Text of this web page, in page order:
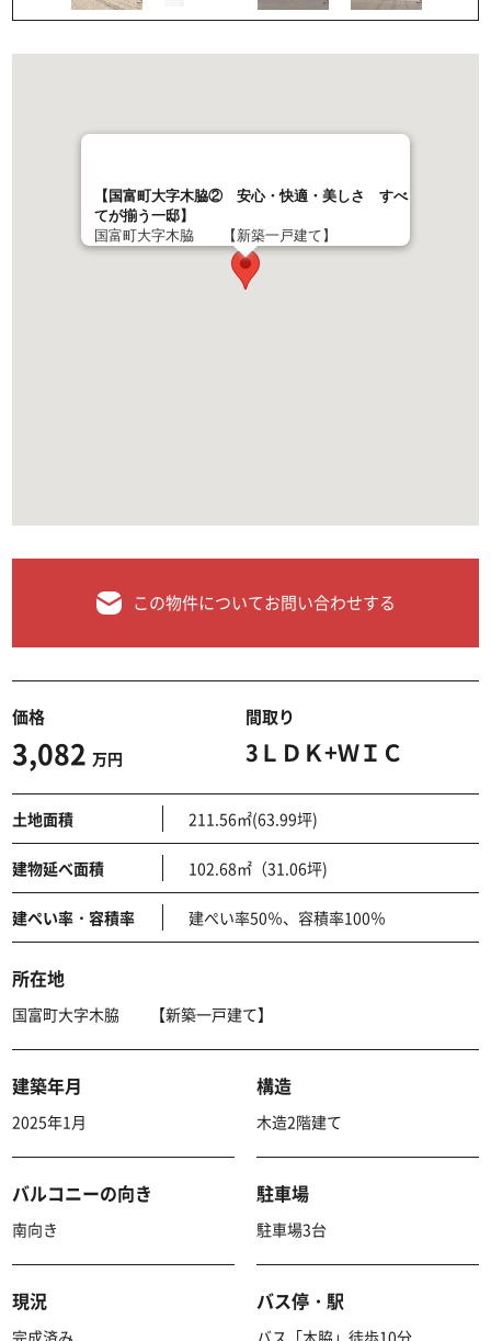
【国富町大字木脇② 安心・快適・美しさ すべ
てが揃う一邸】
国富町大字木脇 【新築一戸建て】
この物件についてお問い合わせする
価格
3,082 万円
間取り
3ＬＤＫ+ＷＩＣ
土地面積 211.56㎡(63.99坪)
建物延べ面積 102.68㎡（31.06坪)
建ぺい率・容積率 建ぺい率50％、容積率100％
所在地
国富町大字木脇 【新築一戸建て】
建築年月
2025年1月
構造
木造2階建て
バルコニーの向き
南向き
駐車場
駐車場3台
現況
完成済み
バス停・駅
バス「木脇」徒歩10分